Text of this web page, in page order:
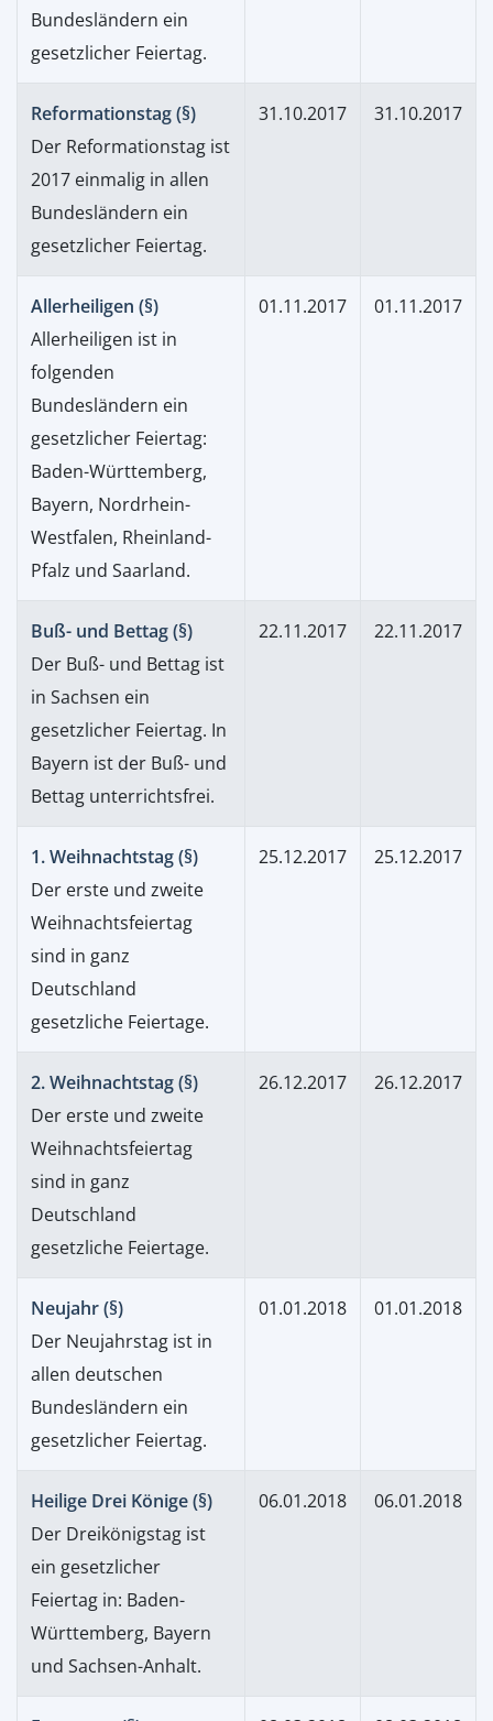
Bundesländern ein
gesetzlicher Feiertag.
Reformationstag (§)
Der Reformationstag ist
2017 einmalig in allen
Bundesländern ein
gesetzlicher Feiertag.
31.10.2017 31.10.2017
Allerheiligen (§)
Allerheiligen ist in
folgenden
Bundesländern ein
gesetzlicher Feiertag:
Baden-Württemberg,
Bayern, Nordrhein-
Westfalen, Rheinland-
Pfalz und Saarland.
01.11.2017 01.11.2017
Buß- und Bettag (§)
Der Buß- und Bettag ist
in Sachsen ein
gesetzlicher Feiertag. In
Bayern ist der Buß- und
Bettag unterrichtsfrei.
22.11.2017 22.11.2017
1. Weihnachtstag (§)
Der erste und zweite
Weihnachtsfeiertag
sind in ganz
Deutschland
gesetzliche Feiertage.
25.12.2017 25.12.2017
2. Weihnachtstag (§)
Der erste und zweite
Weihnachtsfeiertag
sind in ganz
Deutschland
gesetzliche Feiertage.
26.12.2017 26.12.2017
Neujahr (§)
Der Neujahrstag ist in
allen deutschen
Bundesländern ein
gesetzlicher Feiertag.
01.01.2018 01.01.2018
Heilige Drei Könige (§)
Der Dreikönigstag ist
ein gesetzlicher
Feiertag in: Baden-
Württemberg, Bayern
und Sachsen-Anhalt.
06.01.2018 06.01.2018